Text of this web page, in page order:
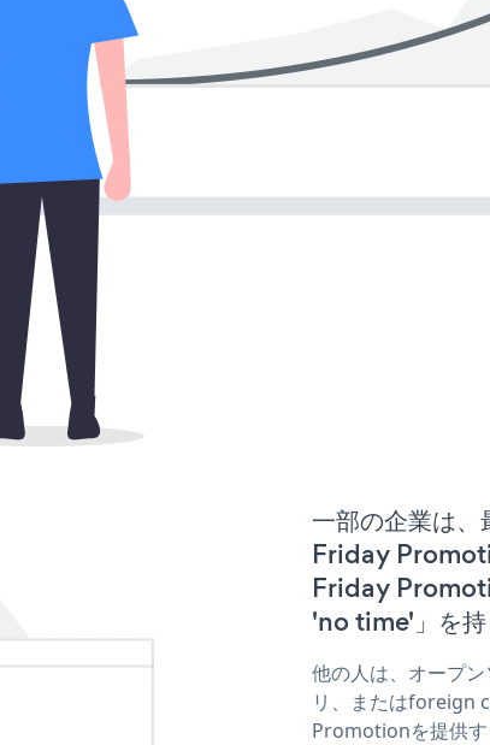
一部の企業は
Friday
Friday
'no time'」を持
他の人は、オープ
リ、またはforeign
Promotionを提供